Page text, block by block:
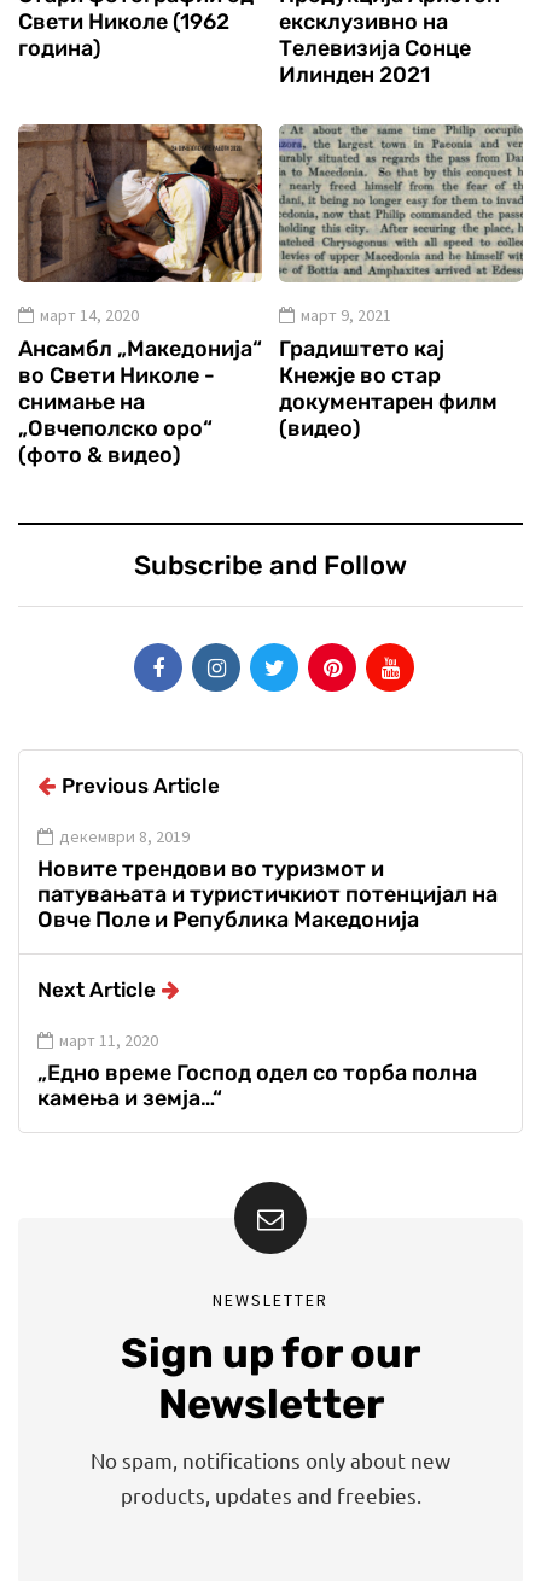
Свети Николе (1962
година)
ексклузивно на
Телевизија Сонце
Илинден 2021
март 14, 2020
Ансамбл „Македонија“
во Свети Николе -
снимање на
„Овчеполско оро“
(фото & видео)
март 9, 2021
Градиштето кај
Кнежје во стар
документарен филм
(видео)
Subscribe and Follow
Previous Article
декември 8, 2019
Новите трендови во туризмот и
патувањата и туристичкиот потенцијал на
Овче Поле и Република Македонија
Next Article
март 11, 2020
„Едно време Господ одел со торба полна
камења и земја…“
NEWSLETTER
Sign up for our
Newsletter
No spam, notifications only about new
products, updates and freebies.